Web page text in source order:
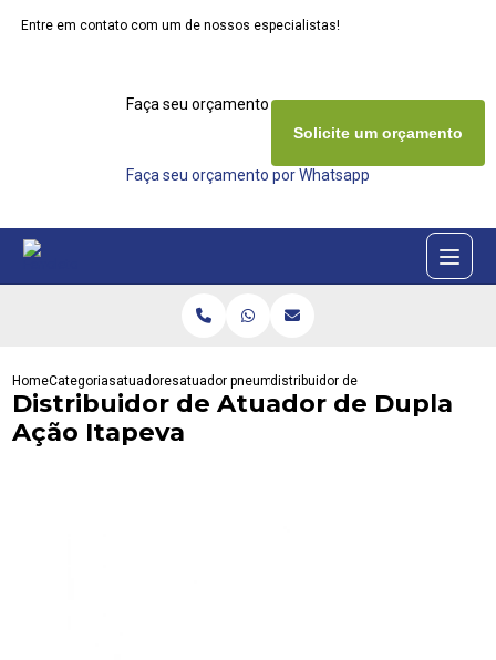
Entre em contato com um de nossos especialistas!
Faça seu orçamento agora mesmo
Faça seu orçamento por Whatsapp
Solicite um orçamento
HomeCategoriasatuadoresatuador pneumatico rotativodistribuidor de atuador de dupla
Distribuidor de Atuador de Dupla
Ação Itapeva